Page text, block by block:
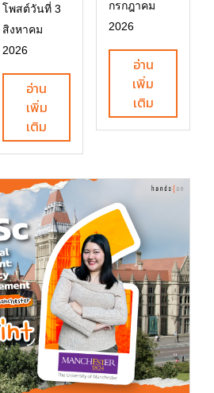
โพสต์วันที่ 3
สิงหาคม
2026
อ่าน
เพิ่ม
เติม
กรกฎาคม
2026
อ่าน
เพิ่ม
เติม